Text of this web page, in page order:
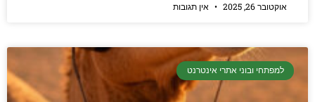
אוקטובר 26, 2025 אין תגובות
למפתחי ובוני אתרי אינטרנט